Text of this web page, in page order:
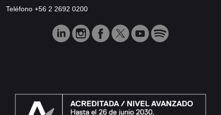
Teléfono +56 2 2692 0200